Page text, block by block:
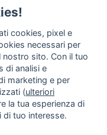
cookies, pixel e
necessari per
nostro sito. Con il tuo
di analisi e
marketing e per
(ulteriori
la tua esperienza di
di tuo interesse.